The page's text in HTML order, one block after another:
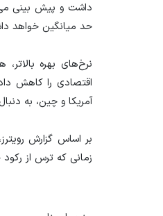
داشت و پیش بینی
حد میانگین خواهد
نرخ‌های بهره
اقتصادی را کاهش
آمریکا و چین، به
بر اساس گزارش
زمانی که ترس از رکود